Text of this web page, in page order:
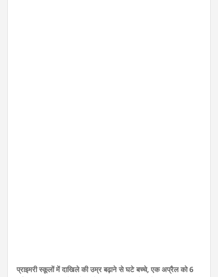
प्राइमरी स्कूलों में दाखिले की उम्र बढ़ाने से घटे बच्चे, एक अप्रैल को 6